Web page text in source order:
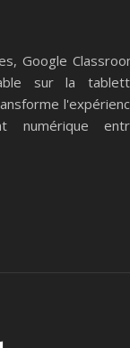
Google
sur la
numérique